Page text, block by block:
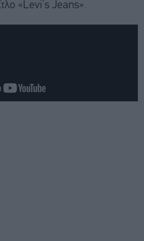
«Levi’s Jeans».